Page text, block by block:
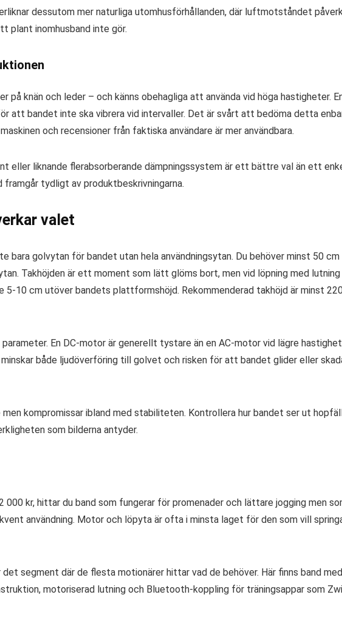
dessutom mer naturliga utomhusförhållanden, där luftmotståndet
plant inomhusband inte gör.
på knän och leder – och känns obehagliga att använda vid höga hastigheter.
att bandet inte ska vibrera vid intervaller. Det är svårt att bedöma detta
och recensioner från faktiska användare är mer användbara.
eller liknande flerabsorberande dämpningssystem är ett bättre val än ett
tydligt av produktbeskrivningarna.
valet
bara golvytan för bandet utan hela användningsytan. Du behöver minst 50 cm
Takhöjden är ett moment som lätt glöms bort, men vid löpning med lutning
10 cm utöver bandets plattformshöjd. Rekommenderad takhöjd är minst
En DC-motor är generellt tystare än en AC-motor vid lägre
både ljudöverföring till golvet och risken för att bandet glider eller
kompromissar ibland med stabiliteten. Kontrollera hur bandet ser ut
som bilderna antyder.
kr, hittar du band som fungerar för promenader och lättare jogging men
användning. Motor och löpyta är ofta i minsta laget för den som vill
segment där de flesta motionärer hittar vad de behöver. Här finns band med
motoriserad lutning och Bluetooth-koppling för träningsappar som